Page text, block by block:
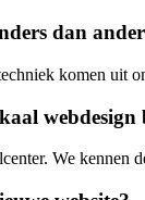
dan
komen uit
We